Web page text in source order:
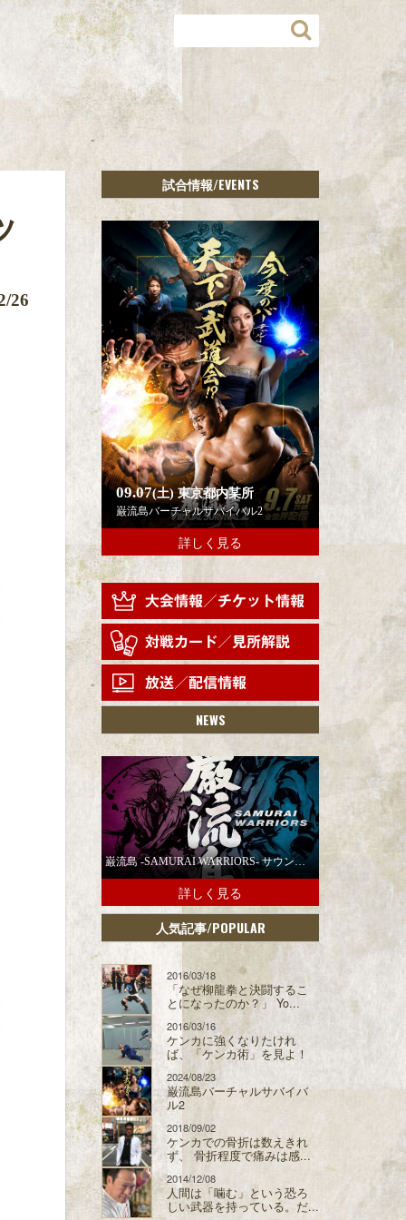
26
試合情報/EVENTS
09.07(土)東京都内某所
巌流島バーチャルサバイバル2
詳しく見る
NEWS
巌流島 -SAMURAI WARRIORS- サウンドトラックの配信スタート！
詳しく見る
人気記事/POPULAR
2016/03/18
「なぜ柳龍拳と決闘するこ
とになったのか？」 Yo...
2016/03/16
ケンカに強くなりたけれ
ば、「ケンカ術」を見よ！
2024/08/23
巌流島バーチャルサバイバ
ル2
2018/09/02
ケンカでの骨折は数えきれ
ず、 骨折程度で痛みは感...
2014/12/08
人間は「噛む」という恐ろ
しい武器を持っている。だ...